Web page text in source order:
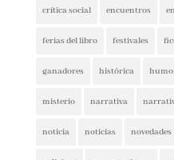
booktrailer cocina y
crítica social encuentros
espionaje ferias del libro
ficción histórica firmas
intriga lectura conjunta